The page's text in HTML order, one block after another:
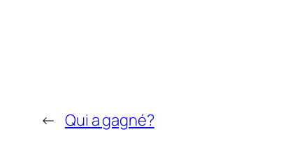
← Qui a gagné?